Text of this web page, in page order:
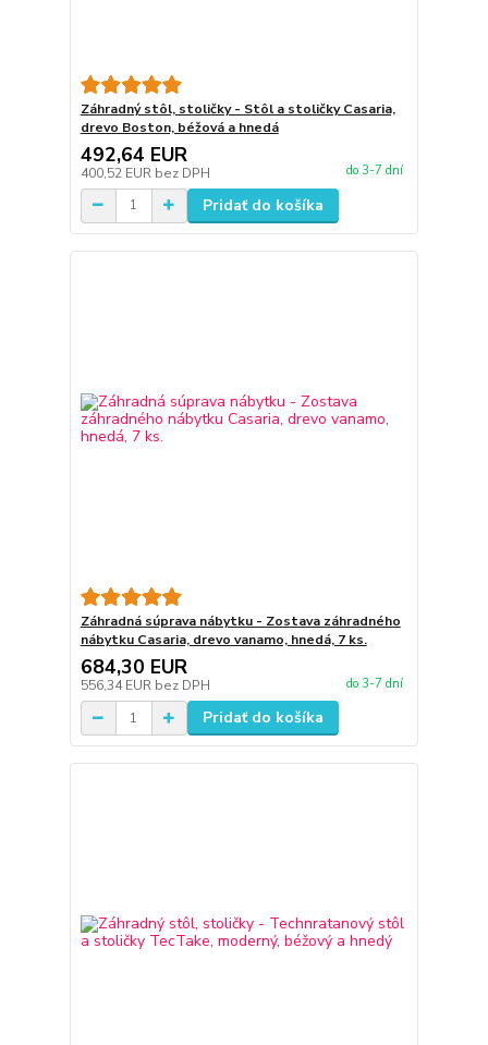
Záhradný stôl, stoličky - Stôl a stoličky Casaria,
drevo Boston, béžová a hnedá
492,64 EUR
400,52 EUR bez DPH do 3-7 dní
Pridať do košíka
Záhradná súprava nábytku - Zostava záhradného
nábytku Casaria, drevo vanamo, hnedá, 7 ks.
684,30 EUR
556,34 EUR bez DPH do 3-7 dní
Pridať do košíka